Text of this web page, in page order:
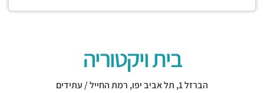
בית ויקטוריה
הברזל 1, תל אביב יפו, רמת החייל / עתידים